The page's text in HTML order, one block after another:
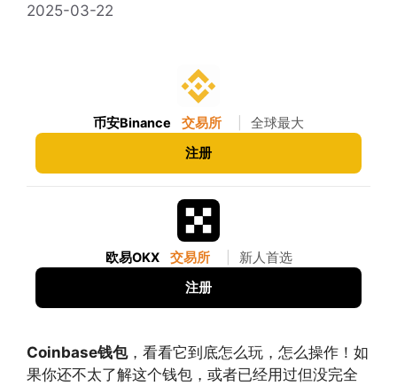
2025-03-22
币安Binance 交易所 全球最大
注册
欧易OKX 交易所 新人首选
注册
Coinbase钱包，看看它到底怎么玩，怎么操作！如
果你还不太了解这个钱包，或者已经用过但没完全